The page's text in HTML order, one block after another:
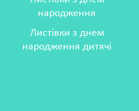
народження
Листівки з днем
народження дитячі